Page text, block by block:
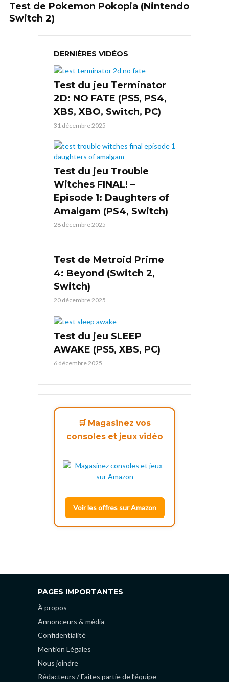
Test de Pokemon Pokopia (Nintendo
Switch 2)
DERNIÈRES VIDÉOS
Test du jeu Terminator
2D: NO FATE (PS5, PS4,
XBS, XBO, Switch, PC)
31 décembre 2025
Test du jeu Trouble
Witches FINAL! –
Episode 1: Daughters of
Amalgam (PS4, Switch)
28 décembre 2025
Test de Metroid Prime
4: Beyond (Switch 2,
Switch)
20 décembre 2025
Test du jeu SLEEP
AWAKE (PS5, XBS, PC)
6 décembre 2025
🛒 Magasinez vos
consoles et jeux vidéo
Voir les offres sur Amazon
PAGES IMPORTANTES
À propos
Annonceurs & média
Confidentialité
Mention Légales
Nous joindre
Rédacteurs / Faites partie de l’équipe